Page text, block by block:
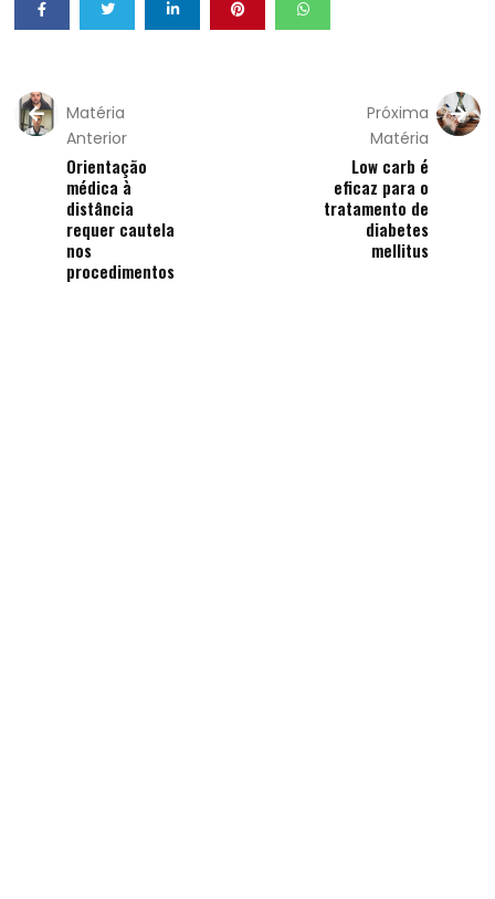
Matéria
Anterior
​Orientação
médica à
distância
requer cautela
nos
procedimentos
Próxima
Matéria
Low carb é
eficaz para o
tratamento de
diabetes
mellitus